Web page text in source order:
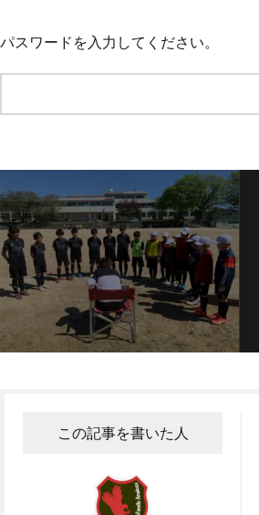
パスワードを入力してください。
この記事を書いた人